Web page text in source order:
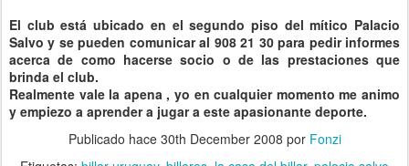
El club está ubicado en el segundo piso del mítico Palacio
Salvo y se pueden comunicar al 908 21 30 para pedir informes
acerca de como hacerse socio o de las prestaciones que
brinda el club.
Realmente vale la apena , yo en cualquier momento me animo
y empiezo a aprender a jugar a este apasionante deporte.
Publicado hace 30th December 2008 por Fonzi